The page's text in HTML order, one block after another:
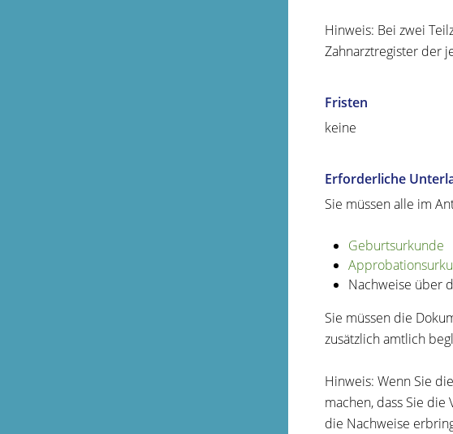
Hinweis: Bei zwei
Zahnarztregister der
Fristen
keine
Erforderliche
Sie müssen alle im
Geburtsurkunde
Nachweise über
Sie müssen die
zusätzlich amtlich
Hinweis: Wenn Sie
machen, dass Sie
die Nachweise